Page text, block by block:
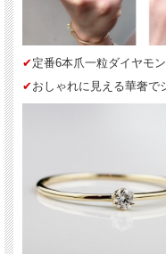
付けるとおしゃれに見える知
カジュアル派からキレイめに
les desseins de DIEU(レ・デッ
表参道にあるBijouterie euro flat(
ーブランド
品で可憐な、大人の女性に嬉し
✔︎定番6本爪一粒ダイヤモ
✔︎おしゃれに見える華奢で